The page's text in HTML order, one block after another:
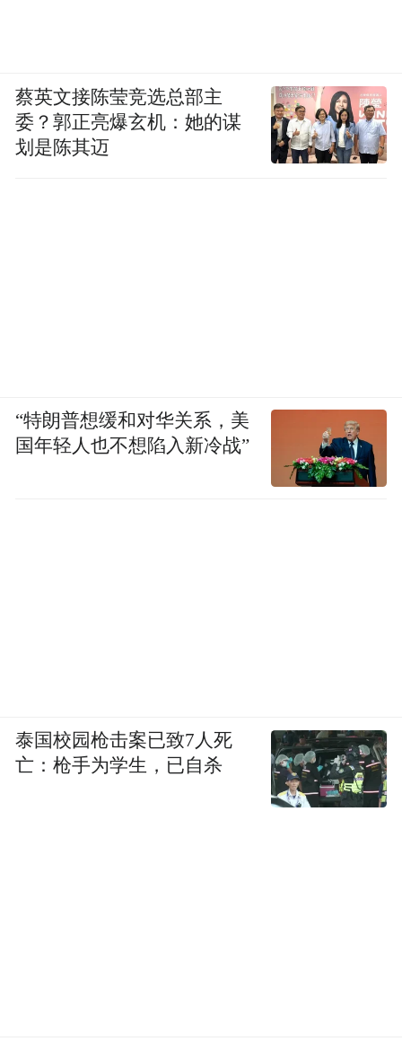
蔡英文接陈莹竞选总部主
委？郭正亮爆玄机：她的谋
划是陈其迈
“特朗普想缓和对华关系，美
国年轻人也不想陷入新冷战”
泰国校园枪击案已致7人死
亡：枪手为学生，已自杀